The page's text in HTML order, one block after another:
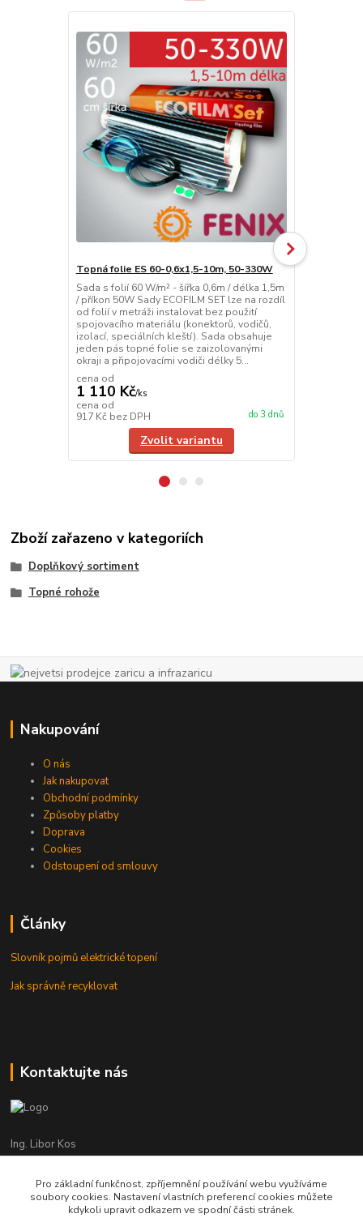
Topná folie ES 60-0,6x1,5-10m, 50-330W
Sada s folií 60 W/m² - šířka 0,6m / délka 1,5m
/ příkon 50W Sady ECOFILM SET lze na rozdíl
od folií v metráži instalovat bez použití
spojovacího materiálu (konektorů, vodičů,
izolací, speciálních kleští). Sada obsahuje
jeden pás topné folie se zaizolovanými
okraji a připojovacími vodiči délky 5...
cena od
1 110 Kč/ks
cena od
917 Kč bez DPH do 3 dnů
Zvolit variantu
Zboží zařazeno v kategoriích
Doplňkový sortiment
Topné rohože
Nakupování
O nás
Jak nakupovat
Obchodní podmínky
Způsoby platby
Doprava
Cookies
Odstoupení od smlouvy
Články
Slovník pojmů elektrické topení
Jak správně recyklovat
Kontaktujte nás
Ing. Libor Kos
+420 601 555 225
(Po-Pá: 8-17:00 hod.)
info@infrasystemy.cz
Pro základní funkčnost, zpříjemnění používání webu využíváme
soubory cookies. Nastavení vlastních preferencí cookies můžete
kdykoli upravit odkazem ve spodní části stránek.